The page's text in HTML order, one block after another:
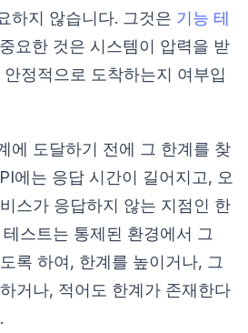
하지 않습니다. 그것은 기능 테
요한 것은 시스템이 압력을 받
정적으로 도착하는지 여부입
에 도달하기 전에 그 한계를 찾
에는 응답 시간이 길어지고, 오
스가 응답하지 않는 지점인 한
스트는 통제된 환경에서 그
록 하여, 한계를 높이거나, 그
거나, 적어도 한계가 존재한다